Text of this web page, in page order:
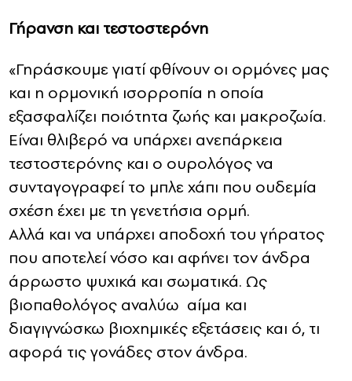
Γήρανση και τεστοστερόνη
«Γηράσκουμε γιατί φθίνουν οι ορμόνες μας
και η ορμονική ισορροπία η οποία
εξασφαλίζει ποιότητα ζωής και μακροζωία.
Είναι θλιβερό να υπάρχει ανεπάρκεια
τεστοστερόνης και ο ουρολόγος να
συνταγογραφεί το μπλε χάπι που ουδεμία
σχέση έχει με τη γενετήσια ορμή.
Αλλά και να υπάρχει αποδοχή του γήρατος
που αποτελεί νόσο και αφήνει τον άνδρα
άρρωστο ψυχικά και σωματικά. Ως
βιοπαθολόγος αναλύω αίμα και
διαγιγνώσκω βιοχημικές εξετάσεις και ό, τι
αφορά τις γονάδες στον άνδρα.